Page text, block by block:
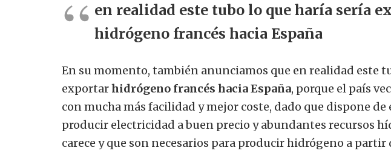
en realidad este tubo lo que haría sería
hidrógeno francés hacia España
En su momento, también anunciamos que en realidad este
exportarhidrógeno francés hacia España, porque el país
con mucha más facilidad y mejor coste, dado que dispone
producir electricidad a buen precio y abundantes recursos
carece y que son necesarios para producir hidrógeno a partir